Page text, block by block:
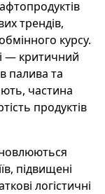
трендів,
курсу.
— критичний
палива та
частина
продуктів
підвищені
логістичні